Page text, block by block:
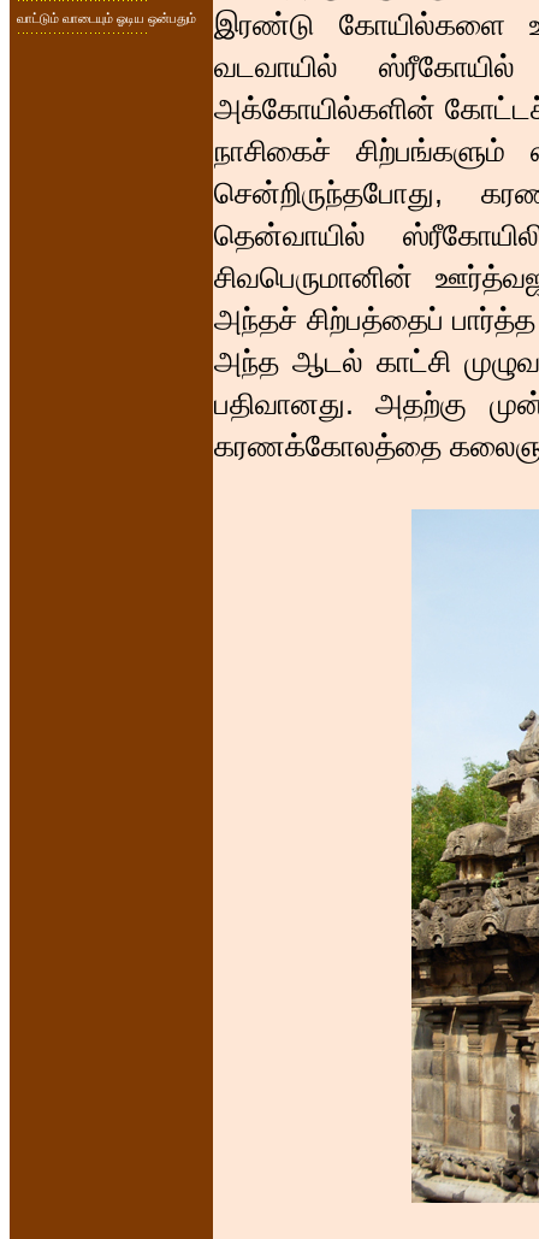
வாட்டும் வாடையும் ஓடிய ஒன்பதும்
இரண்டு கோயில்களை
வடவாயில் ஸ்ரீகோயில்
அக்கோயில்களின்
நாசிகைச்
சென்றிருந்தபோது,
தென்வாயில்
சிவபெருமானின்
அந்தச் சிற்பத்தைப் பார்த்த
அந்த ஆடல் காட்சி
பதிவானது. அதற்கு
கரணக்கோலத்தை